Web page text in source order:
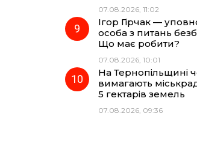
07.08.2026, 11:02
Ігор Гірчак —
особа з питань
Що має робити?
07.08.2026, 10:01
На Тернопільщині
вимагають
5 гектарів земель
07.08.2026, 09:36